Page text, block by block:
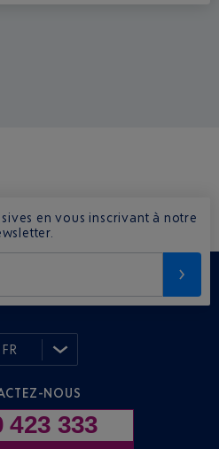
en vous inscrivant à notre
FR
NOUS
423 333